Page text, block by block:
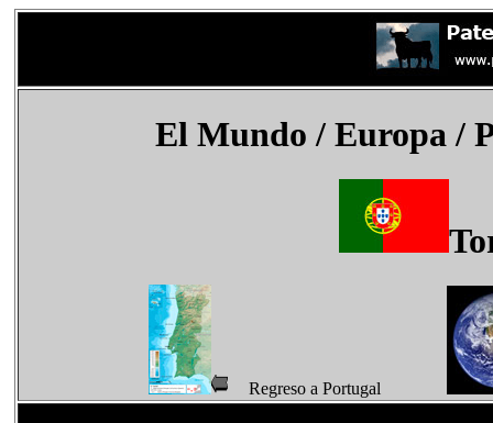
El Mundo/ Europa /
Regreso a Portugal